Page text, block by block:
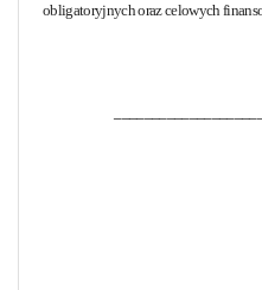
obligatoryjnych oraz celowych